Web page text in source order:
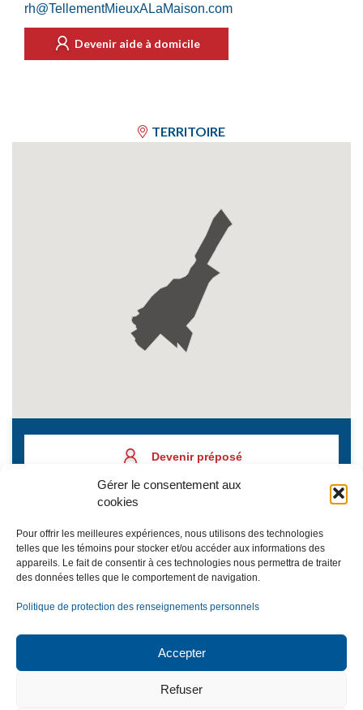
Gérer le consentement aux
cookies
Pour offrir les meilleures expériences, nous utilisons des technologies
telles que les témoins pour stocker et/ou accéder aux informations des
appareils. Le fait de consentir à ces technologies nous permettra de traiter
des données telles que le comportement de navigation.
Politique de protection des renseignements personnels
Accepter
Refuser
rh@TellementMieuxALaMaison.com
Devenir aide à domicile
TERRITOIRE
Devenir préposé
Inscription à l’infolettre